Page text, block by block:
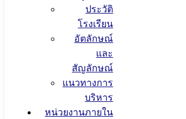
ประวัติ
โรงเรียน
อัตลักษณ์
และ
สัญลักษณ์
แนวทางการ
บริหาร
หน่วยงานภายใน